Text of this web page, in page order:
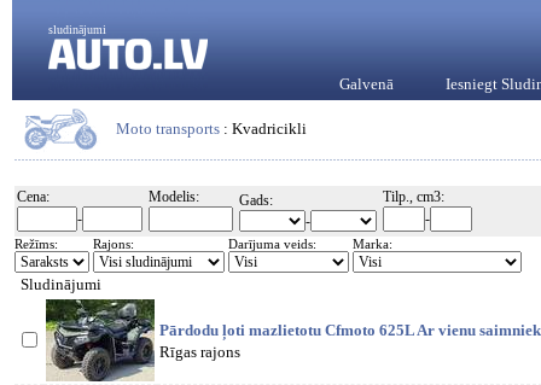
sludinājumi
Galvenā Iesniegt
Moto transports : Kvadricikli
Cena:
-
Modelis:
Gads:
-
Tilp., cm3:
-
Režīms: Rajons: Darījuma veids: Marka:
Sludinājumi
Pārdodu ļoti mazlietotu Cfmoto 625L Ar vienu
Rīgas rajons